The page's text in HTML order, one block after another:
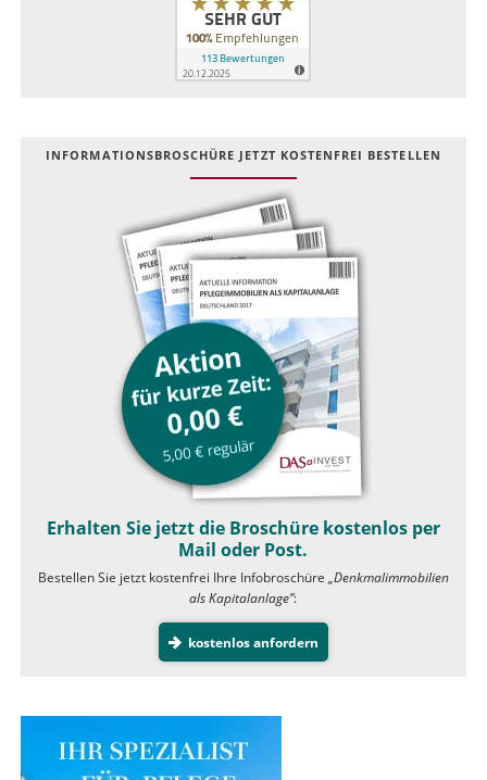
INFOR­MATIONS­BROSCHÜRE JETZT KOSTEN­FREI BESTELLEN
Erhalten Sie jetzt die Broschüre kostenlos per
Mail oder Post.
Bestellen Sie jetzt kostenfrei Ihre Infobroschüre „Denkmalimmobilien
als Kapitalanlage”:
kostenlos anfordern